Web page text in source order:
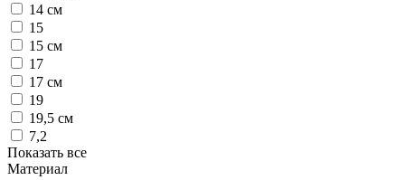
14 см
15
15 см
17
17 см
19
19,5 см
7,2
Показать все
Материал